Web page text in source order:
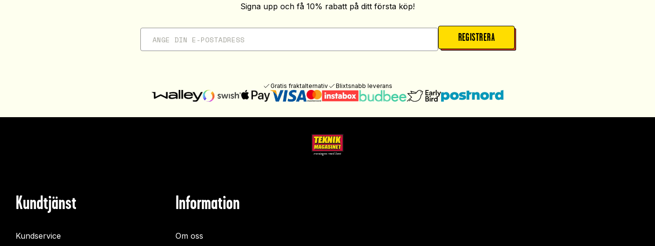
Signa upp och få 10% rabatt på ditt första köp!
REGISTRERA
Gratis fraktalternativ Blixtsnabb leverans
Kundtjänst
Kundservice
Information
Om oss